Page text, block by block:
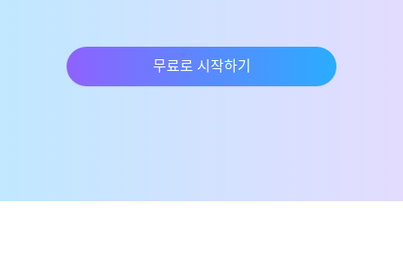
무료로 시작하기